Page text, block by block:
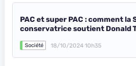
PAC et super PAC : comment la
conservatrice soutient Donald
Société 18/10/2024 10h35